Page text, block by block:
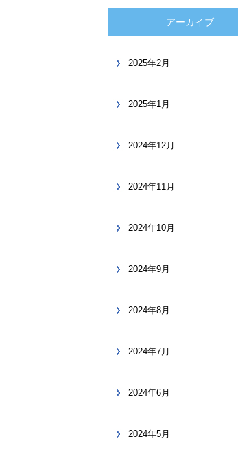
アーカイブ
2025年2月
2025年1月
2024年12月
2024年11月
2024年10月
2024年9月
2024年8月
2024年7月
2024年6月
2024年5月